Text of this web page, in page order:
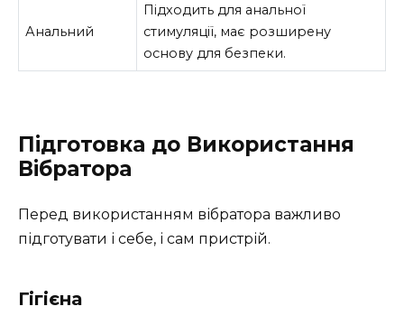
Анальний
Підходить для анальної
стимуляції, має розширену
основу для безпеки.
Підготовка до Використання
Вібратора
Перед використанням вібратора важливо
підготувати і себе, і сам пристрій.
Гігієна